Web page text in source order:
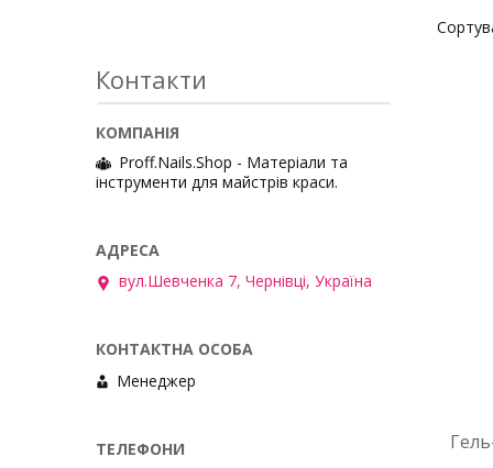
Контакти
Proff.Nails.Shop - Матеріали та
інструменти для майстрів краси.
вул.Шевченка 7, Чернівці, Україна
Менеджер